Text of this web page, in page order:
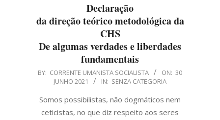
Declaração
da direção teórico metodológica da
CHS
De algumas verdades e liberdades
fundamentais
2021-
BY: CORRENTE UMANISTA SOCIALISTA ON: 30
JUNHO 2021
IN: SENZA CATEGORIA
Somos possibilistas, não dogmáticos nem
ceticistas, no que diz respeito aos seres